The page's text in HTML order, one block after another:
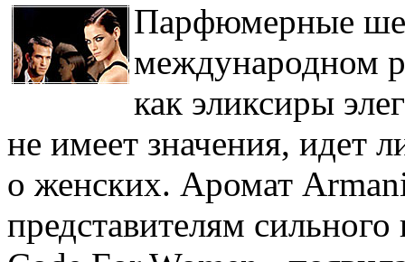
Парфюмерные
международном
как эликсиры
не имеет значения, идет
о женских. Аромат
представителям